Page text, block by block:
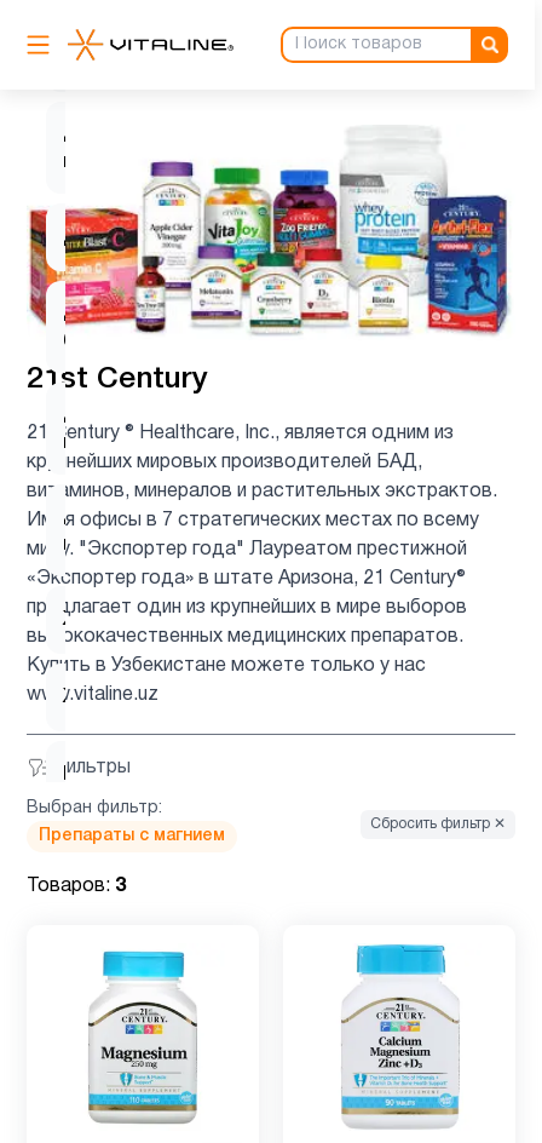
21st Century
21 Century ® Healthcare, Inc., является одним из
крупнейших мировых производителей БАД,
витаминов, минералов и растительных экстрактов.
Имея офисы в 7 стратегических местах по всему
миру. "Экспортер года" Лауреатом престижной
«Экспортер года» в штате Аризона, 21 Century®
предлагает один из крупнейших в мире выборов
высококачественных медицинских препаратов.
Купить в Узбекистане можете только у нас
www.vitaline.uz
Фильтры
Витамин
1
Детские
мультивитамины
Детям 3
Для
беременных
1
Для
подростков
1
Для
похудения
3
Железо 1
Женщинам
Иммунитет
Коллагены 1
Магний 1
Выбран фильтр:
Препараты с магнием
Сбросить фильтр ✕
Товаров: 3